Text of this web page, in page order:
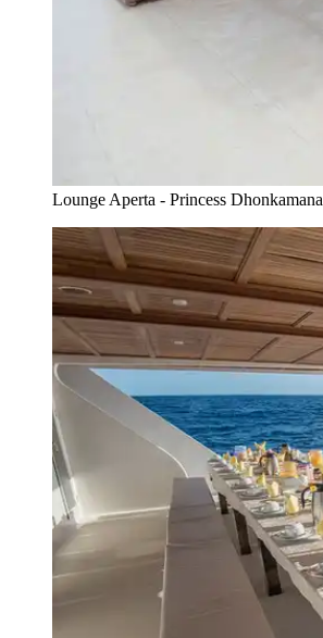
Lounge Aperta - Princess Dhonkamana